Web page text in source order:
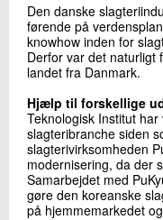
Jeg er din
Lena Sloth
Bibliotekar
Produktion og
+45 72 20 26 61
Send e-mail
Skriv til mig
Den danske
førende på
knowhow inden for
Derfor var det naturligt
landet fra Danmark.
Hjælp til forskellige
Teknologisk Institut
slagteribranche siden
slagterivirksomheden
modernisering, da der
Samarbejdet med
gøre den koreanske
på hjemmemarkedet